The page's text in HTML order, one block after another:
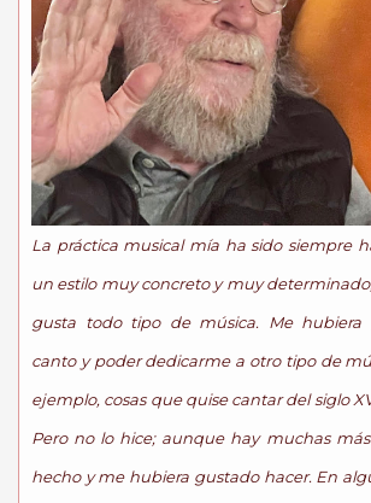
La práctica musical mía ha sido siempre
un estilo muy concreto y muy
gusta todo tipo de música. Me hubiera
canto y poder dedicarme a otro tipo de
ejemplo, cosas que quise cantar del siglo
Pero no lo hice; aunque hay muchas
hecho y me hubiera gustado hacer. En